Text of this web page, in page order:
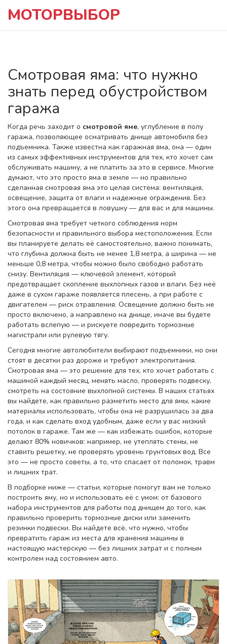
МОТОРВЫБОР
Смотровая яма: что нужно
знать перед обустройством
гаража
Когда речь заходит о смотровой яме, углубление в полу
гаража, позволяющее осматривать днище автомобиля без
подъемника. Также известна как гаражная яма, она — один
из самых эффективных инструментов для тех, кто хочет сам
обслуживать машину, а не платить за это в сервисе. Многие
думают, что это просто яма в земле — но правильно
сделанная смотровая яма это целая система: вентиляция,
освещение, защита от влаги и надежные ограждения. Без
этого она превращается в ловушку — для вас и для машины.
Смотровая яма требует четкого соблюдения норм
безопасности и правильного выбора местоположения. Если
вы планируете делать её самостоятельно, важно понимать,
что глубина должна быть не менее 1,8 метра, а ширина — не
меньше 0,8 метра, чтобы можно было свободно работать
снизу. Вентиляция — ключевой элемент, который
предотвращает скопление выхлопных газов и влаги. Без неё
даже в сухом гараже появляется плесень, а при работе с
двигателем — риск отравления. Освещение должно быть не
просто включено, а направлено на днище, иначе вы будете
работать вслепую — и рискуете повредить тормозные
магистрали или рулевую тягу.
Сегодня многие автолюбители выбирают подъемники, но они
стоят в десятки раз дороже и требуют электропитания.
Смотровая яма — это решение для тех, кто хочет работать с
машиной каждый месяц, менять масло, проверять подвеску,
смотреть на состояние выхлопной системы. В наших статьях
вы найдете, как правильно разметить место для ямы, какие
материалы использовать, чтобы она не разрушилась за два
года, и как сделать вход удобным, даже если у вас низкий
потолок в гараже. Там же — как избежать ошибок, которые
делают 80% новичков: например, не утеплять стены, не
ставить решетку, не проверять уровень грунтовых вод. Все
это — не просто советы, а то, что спасает от поломок, травм
и лишних трат.
В подборке ниже — статьи, которые помогут вам не только
построить яму, но и использовать её с умом: от базового
набора инструментов для работы под днищем до того, как
правильно проверить тормозные диски или заменить
резинки подвески. Вы найдете всё, что нужно, чтобы
превратить гараж из места для хранения машины в
настоящую мастерскую — без лишних затрат и с полным
контролем над состоянием авто.